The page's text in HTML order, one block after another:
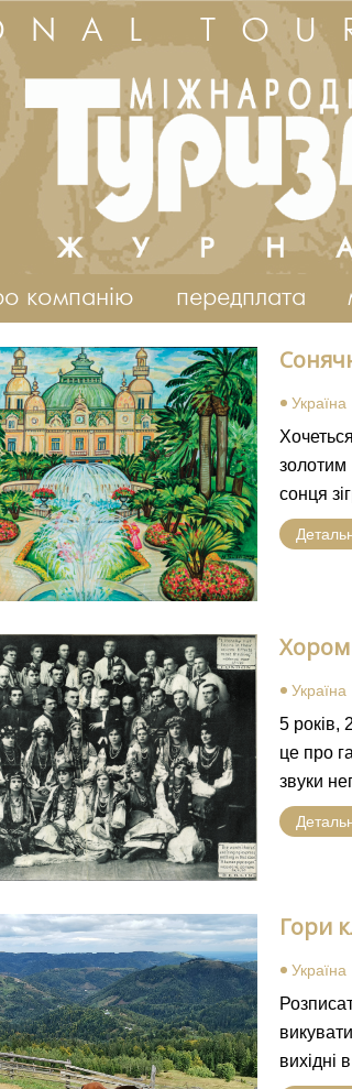
компанію передплата
Україна
золотим
сонця
Хором
Україна
5 років,
це про
звуки
Гори
Україна
вихідні